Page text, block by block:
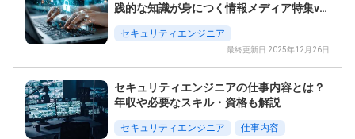
践的な知識が身につく情報メディア特集vo
l.1
セキュリティエンジニア
最終更新日:2025年12月26日
セキュリティエンジニアの仕事内容とは？
年収や必要なスキル・資格も解説
セキュリティエンジニア 仕事内容